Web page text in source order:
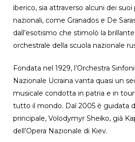
iberico, sia attraverso alcuni dei suoi
nazionali, come Granados e De
dall’esotismo che stimolò la
orchestrale della scuola nazionale
Fondata nel 1929, l’Orchestra
Nazionale Ucraina vanta quasi un
musicale condotta in patria e in
tutto il mondo. Dal 2005 è guidata
principale, Volodymyr Sheiko, già
dell’Opera Nazionale di Kiev.